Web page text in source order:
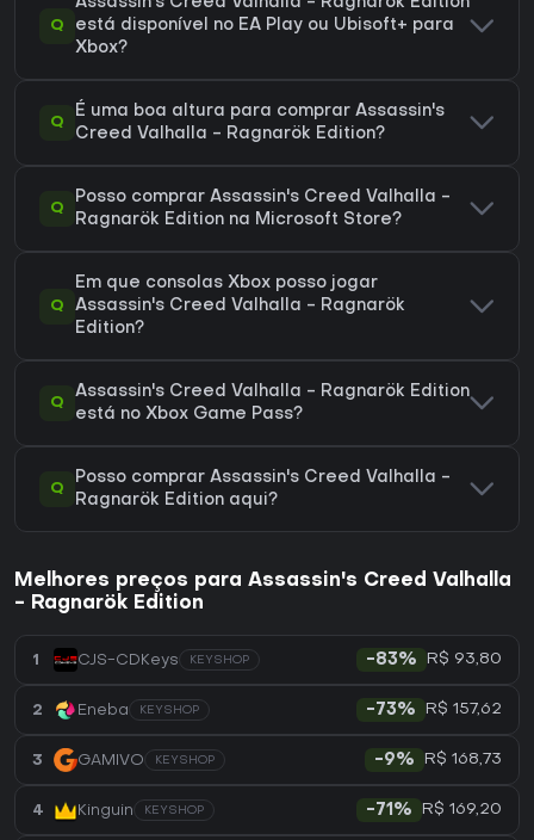
Q
Assassin's Creed Valhalla - Ragnarök Edition
está disponível no EA Play ou Ubisoft+ para
Xbox?
Q
É uma boa altura para comprar Assassin's
Creed Valhalla - Ragnarök Edition?
Q
Posso comprar Assassin's Creed Valhalla -
Ragnarök Edition na Microsoft Store?
Q
Em que consolas Xbox posso jogar
Assassin's Creed Valhalla - Ragnarök
Edition?
Q
Assassin's Creed Valhalla - Ragnarök Edition
está no Xbox Game Pass?
Q
Posso comprar Assassin's Creed Valhalla -
Ragnarök Edition aqui?
Melhores preços para Assassin's Creed Valhalla
- Ragnarök Edition
1 CJS-CDKeys KEYSHOP -83% R$ 93,80
2 Eneba KEYSHOP -73% R$ 157,62
3 GAMIVO KEYSHOP -9% R$ 168,73
4 Kinguin KEYSHOP -71% R$ 169,20